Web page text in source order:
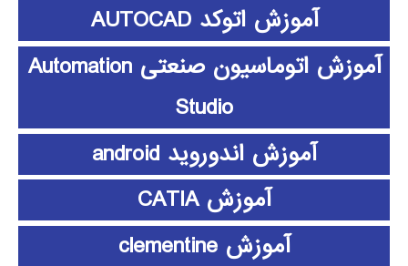
آموزش اتوکد AUTOCAD
آموزش اتوماسیون صنعتی Automation
Studio
آموزش اندوروید android
آموزش CATIA
آموزش clementine